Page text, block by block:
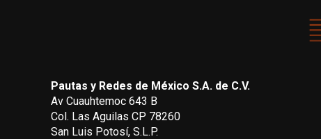
Pautas y Redes de México S.A. de C.V.
Av Cuauhtemoc 643 B
Col. Las Aguilas CP 78260
San Luis Potosí, S.L.P.